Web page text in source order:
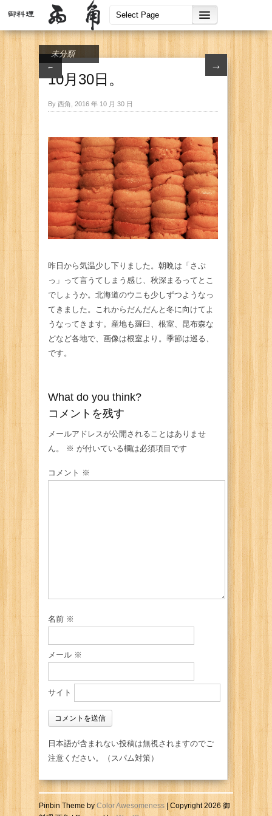
← →
未分類
10月30日。
By 西角, 2016 年 10 月 30 日
昨日から気温少し下りました。朝晩は「さぶ
っ」って言うてしまう感じ、秋深まるってとこ
でしょうか。北海道のウニも少しずつようなっ
てきました。これからだんだんと冬に向けてよ
うなってきます。産地も羅臼、根室、昆布森な
どなど各地で、画像は根室より。季節は巡る、
です。
What do you think?
コメントを残す
メールアドレスが公開されることはありませ
ん。
※ が付いている欄は必須項目です
コメント ※
名前 ※
メール ※
サイト
日本語が含まれない投稿は無視されますのでご
注意ください。（スパム対策）
Pinbin Theme byColor Awesomeness| Copyright 2026 御